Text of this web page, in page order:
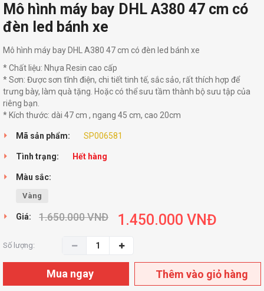
Mô hình máy bay DHL A380 47 cm có
đèn led bánh xe
Mô hình máy bay DHL A380 47 cm có đèn led bánh xe
* Chất liệu: Nhựa Resin cao cấp
* Sơn: Được sơn tĩnh điện, chi tiết tinh tế, sắc sảo, rất thích hợp để
trưng bày, làm quà tặng. Hoặc có thể sưu tầm thành bộ sưu tập của
riêng bạn.
* Kích thước: dài 47 cm , ngang 45 cm, cao 20cm
Mã sản phẩm: SP006581
Tình trạng: Hết hàng
Màu sắc:
Vàng
Giá: 1.650.000VNĐ 1.450.000 VNĐ
Số lượng:
Mua ngay Thêm vào giỏ hàng